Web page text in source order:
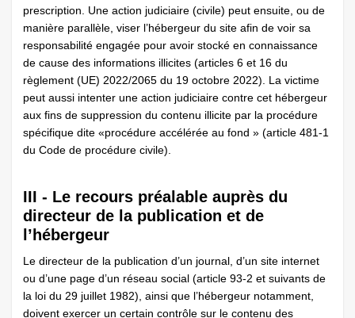
prescription. Une action judiciaire (civile) peut ensuite, ou de
manière parallèle, viser l’hébergeur du site afin de voir sa
responsabilité engagée pour avoir stocké en connaissance
de cause des informations illicites (articles 6 et 16 du
règlement (UE) 2022/2065 du 19 octobre 2022). La victime
peut aussi intenter une action judiciaire contre cet hébergeur
aux fins de suppression du contenu illicite par la procédure
spécifique dite «procédure accélérée au fond » (article 481-1
du Code de procédure civile).
III - Le recours préalable auprès du
directeur de la publication et de
l’hébergeur
Le directeur de la publication d’un journal, d’un site internet
ou d’une page d’un réseau social (article 93-2 et suivants de
la loi du 29 juillet 1982), ainsi que l’hébergeur notamment,
doivent exercer un certain contrôle sur le contenu des